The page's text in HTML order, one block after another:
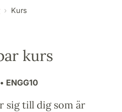
Institutionen
Kurs
kurs
• ENGG10
sig till dig som är